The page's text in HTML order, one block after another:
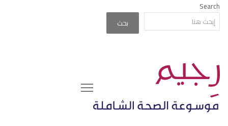
Search
بحث
Menu